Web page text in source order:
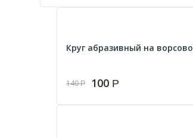
Круг абразивный на
140Р 100 Р